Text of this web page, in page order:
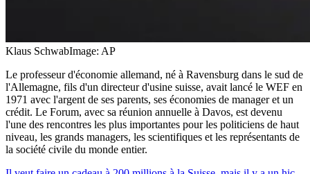
Klaus SchwabImage: AP
Le professeur d'économie allemand, né à Ravensburg dans le sud de
l'Allemagne, fils d'un directeur d'usine suisse, avait lancé le WEF en
1971 avec l'argent de ses parents, ses économies de manager et un
crédit. Le Forum, avec sa réunion annuelle à Davos, est devenu
l'une des rencontres les plus importantes pour les politiciens de haut
niveau, les grands managers, les scientifiques et les représentants de
la société civile du monde entier.